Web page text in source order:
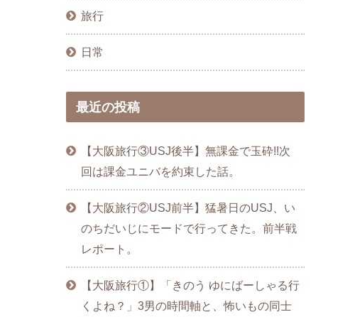
旅行
日常
最近の投稿
【大阪旅行③USJ後半】無課金で玉砕!!次
回は課金ユニバを約束した話。
【大阪旅行②USJ前半】猛暑日のUSJ、い
のちだいじにモードで行ってきた。前半戦
レポート。
【大阪旅行①】「きのう ゆにばーしゃる行
くよね？」3男の時間軸と、怖いもの同士